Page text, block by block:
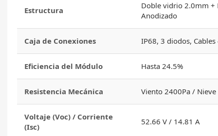
Estructura
Doble vidrio 2.0mm
Anodizado
Caja de Conexiones IP68, 3 diodos, Cables
Eficiencia del Módulo Hasta 24.5%
Resistencia Mecánica Viento 2400Pa / Nieve
Voltaje (Voc) / Corriente
(Isc)
52.66 V / 14.81 A